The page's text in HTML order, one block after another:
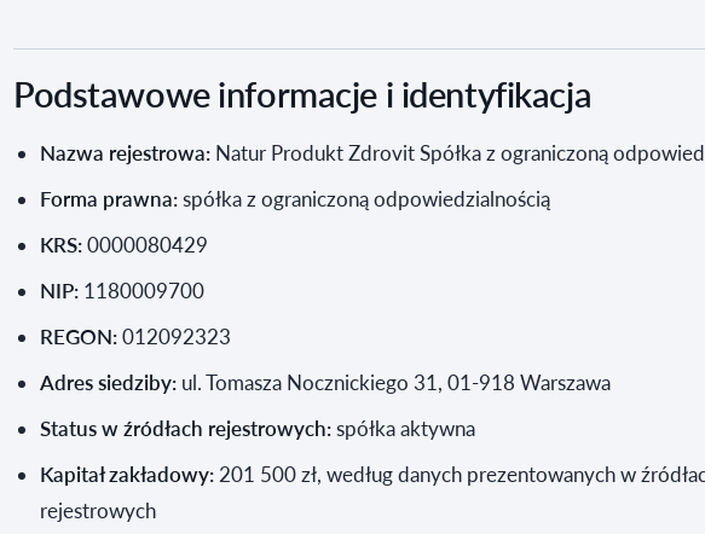
Podstawowe informacje i identyfikacja
Nazwa rejestrowa: Natur Produkt Zdrovit Spółka z ograniczoną
Forma prawna:spółka z ograniczoną odpowiedzialnością
KRS:0000080429
NIP: 1180009700
REGON:012092323
Adres siedziby: ul. Tomasza Nocznickiego 31, 01-918 Warszawa
Status w źródłach rejestrowych:spółka aktywna
Kapitał zakładowy: 201 500 zł, według danych prezentowanych w
rejestrowych